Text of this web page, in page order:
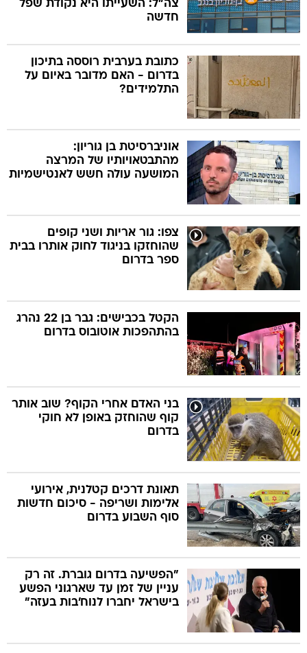
צה"ל: השעייתו היא נקודת שפל
חדשה
כתובת בערבית רוססה בתיכון
בדרום - האם מדובר באיום על
התלמידים?
אוניברסיטת בן גוריון:
מהתבטאויותיו של המרצה
המושעה עולה חשש לאנטישמיות
צפו: גור אריות ושני קופים
שהוחזקו בניגוד לחוק אותרו בבית
ספר בדרום
הקטל בכבישים: גבר בן 22 נהרג
בהתהפכות אוטובוס בדרום
בני האדם אחרי הקוף? שוב אותר
קוף שהוחזק באופן לא חוקי
בדרום
תאונת דרכים קטלנית, אירועי
אלימות ושריפה - סיכום חדשות
סוף השבוע בדרום
"הפשיעה בדרום גוברת. זה רק
עניין של זמן עד שארגוני הפשע
בישראל יחברו לנוח'בות בעזה"